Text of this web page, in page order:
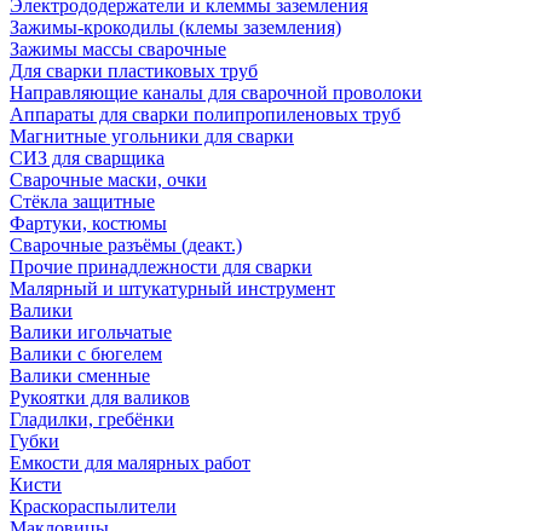
Электрододержатели и клеммы заземления
Зажимы-крокодилы (клемы заземления)
Зажимы массы сварочные
Для сварки пластиковых труб
Направляющие каналы для сварочной проволоки
Аппараты для сварки полипропиленовых труб
Магнитные угольники для сварки
СИЗ для сварщика
Сварочные маски, очки
Стёкла защитные
Фартуки, костюмы
Сварочные разъёмы (деакт.)
Прочие принадлежности для сварки
Малярный и штукатурный инструмент
Валики
Валики игольчатые
Валики с бюгелем
Валики сменные
Рукоятки для валиков
Гладилки, гребёнки
Губки
Емкости для малярных работ
Кисти
Краскораспылители